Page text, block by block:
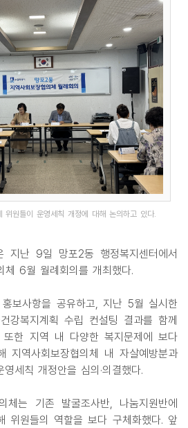
위원들이 운영세칙 개정에 대해 논의하고 있다.
지난 9일 망포2동 행정복지센터에서
체 6월 월례회의를 개최했다.
홍보사항을 공유하고, 지난 5월 실시한
강복지계획 수립 컨설팅 결과를 함께
또한 지역 내 다양한 복지문제에 보다
지역사회보장협의체 내 자살예방분과
세칙 개정안을 심의·의결했다.
체는 기존 발굴조사반, 나눔지원반에
위원들의 역할을 보다 구체화했다. 앞